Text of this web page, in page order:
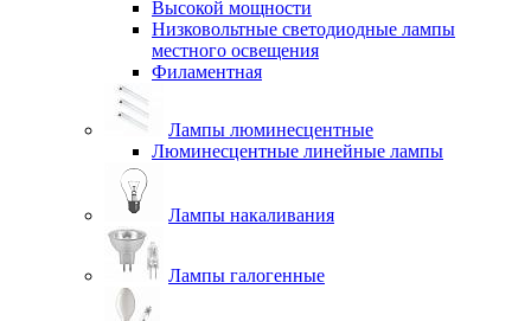
Высокой мощности
Низковольтные светодиодные лампы
местного освещения
Филаментная
Лампы люминесцентные
Люминесцентные линейные лампы
Лампы накаливания
Лампы галогенные